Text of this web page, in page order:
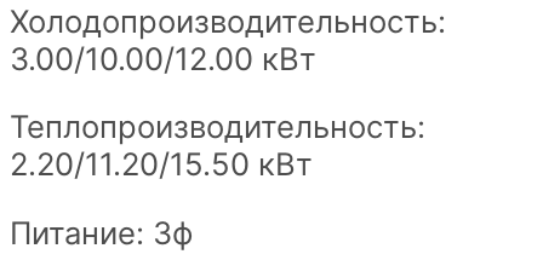
Холодопроизводительность:
3.00/10.00/12.00 кВт
Теплопроизводительность:
2.20/11.20/15.50 кВт
Питание: 3ф